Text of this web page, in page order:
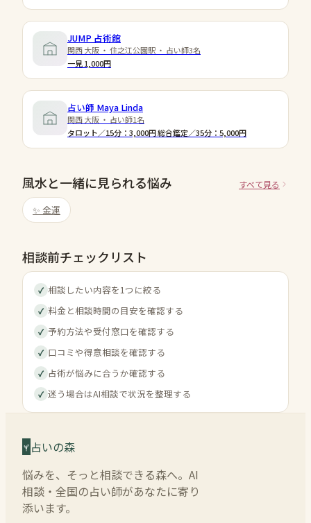
JUMP 占術館
関西 大阪 ・ 住之江公園駅 ・ 占い師3名
一見 1,000円
占い師 Maya Linda
関西 大阪 ・ 占い師1名
タロット／15分：3,000円 総合鑑定／35分：5,000円
風水と一緒に見られる悩み すべて見る
✨ 金運
相談前チェックリスト
✓ 相談したい内容を1つに絞る
✓ 料金と相談時間の目安を確認する
✓ 予約方法や受付窓口を確認する
✓ 口コミや得意相談を確認する
✓ 占術が悩みに合うか確認する
✓ 迷う場合はAI相談で状況を整理する
占いの森
悩みを、そっと相談できる森へ。AI
相談・全国の占い師があなたに寄り
添います。